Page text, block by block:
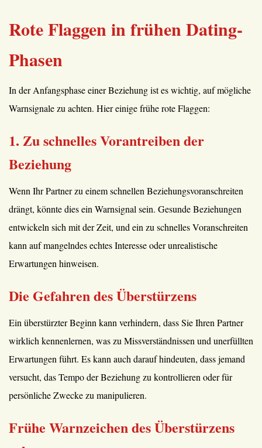
Rote Flaggen in frühen Dating-
Phasen
In der Anfangsphase einer Beziehung ist es wichtig, auf mögliche
Warnsignale zu achten. Hier einige frühe rote Flaggen:
1. Zu schnelles Vorantreiben der
Beziehung
Wenn Ihr Partner zu einem schnellen Beziehungsvoranschreiten
drängt, könnte dies ein Warnsignal sein. Gesunde Beziehungen
entwickeln sich mit der Zeit, und ein zu schnelles Voranschreiten
kann auf mangelndes echtes Interesse oder unrealistische
Erwartungen hinweisen.
Die Gefahren des Überstürzens
Ein überstürzter Beginn kann verhindern, dass Sie Ihren Partner
wirklich kennenlernen, was zu Missverständnissen und unerfüllten
Erwartungen führt. Es kann auch darauf hindeuten, dass jemand
versucht, das Tempo der Beziehung zu kontrollieren oder für
persönliche Zwecke zu manipulieren.
Frühe Warnzeichen des Überstürzens